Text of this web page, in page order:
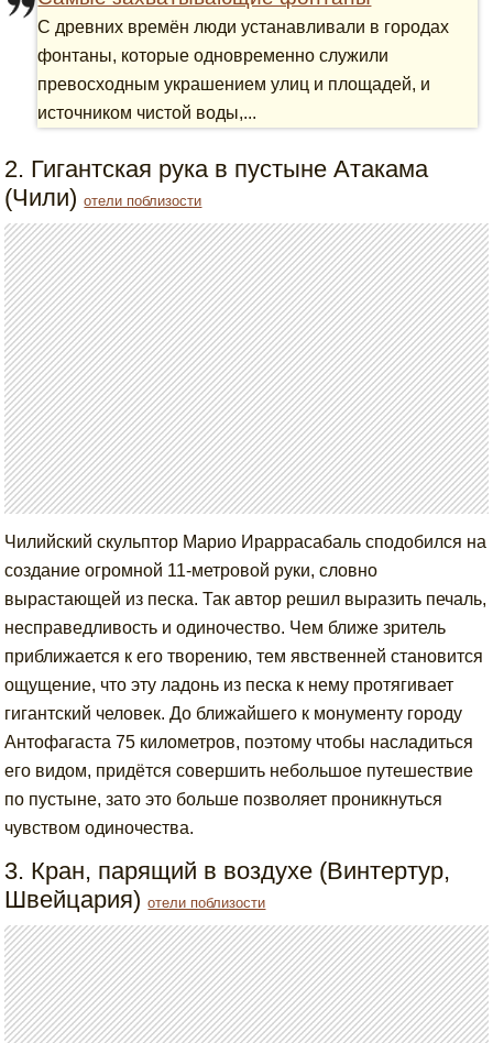
С древних времён люди устанавливали в городах
фонтаны, которые одновременно служили
превосходным украшением улиц и площадей, и
источником чистой воды,...
2. Гигантская рука в пустыне Атакама
(Чили)отели поблизости
Чилийский скульптор Марио Ираррасабаль сподобился на
создание огромной 11-метровой руки, словно
вырастающей из песка. Так автор решил выразить печаль,
несправедливость и одиночество. Чем ближе зритель
приближается к его творению, тем явственней становится
ощущение, что эту ладонь из песка к нему протягивает
гигантский человек. До ближайшего к монументу городу
Антофагаста 75 километров, поэтому чтобы насладиться
его видом, придётся совершить небольшое путешествие
по пустыне, зато это больше позволяет проникнуться
чувством одиночества.
3. Кран, парящий в воздухе (Винтертур,
Швейцария)отели поблизости